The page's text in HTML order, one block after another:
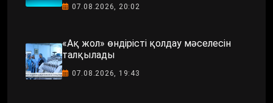
07.08.2026, 20:02
«Ақ жол» өндірісті қолдау мәселесін
талқылады
07.08.2026, 19:43